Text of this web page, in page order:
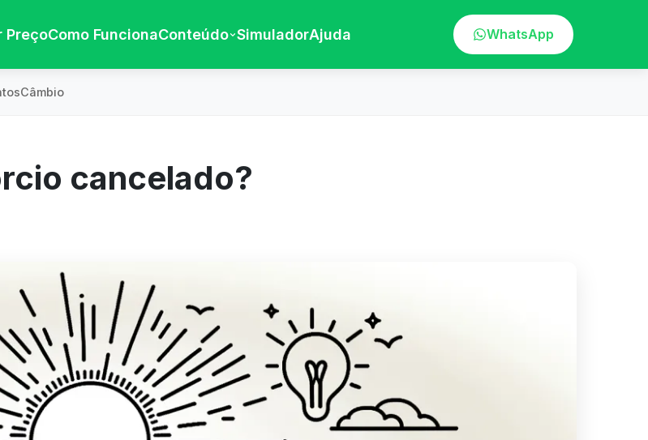
PreçoComo FuncionaConteúdo SimuladorAjuda WhatsApp
Câmbio
cancelado?